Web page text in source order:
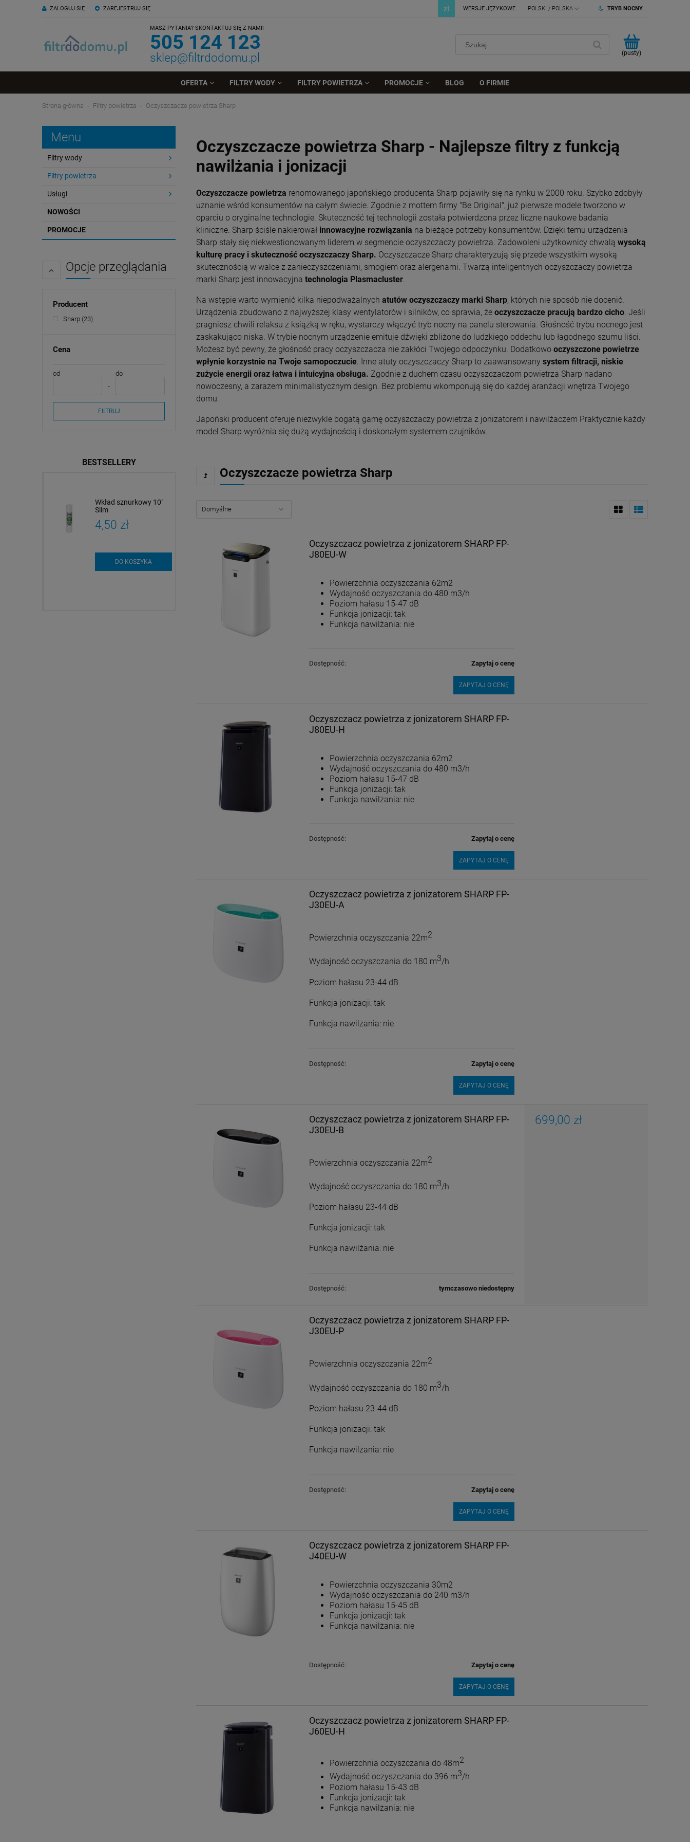
ZAREJESTRUJ SIĘ
ZALOGUJ SIĘ TRYB NOCNY
WERSJE JĘZYKOWE
MASZ PYTANIA? SKONTAKTUJ SIĘ Z NAMI!
505 124 123
sklep@filtrdodomu.pl (pusty)
OFERTA FILTRY WODY FILTRY POWIETRZA PROMOCJE BLOG O FIRMIE
Strona główna Filtry powietrza Oczyszczacze powietrza Sharp
Menu
Filtry wody
Filtry powietrza
Usługi
NOWOŚCI
PROMOCJE
Opcje przeglądania
Producent
Sharp (23)
Cena
od do
FILTRUJ
BESTSELLERY
Wkład sznurkowy 10"
Slim
4,50 zł
DO KOSZYKA
Cintropur NW 32 rękaw
DO KOSZYKA
Oczyszczacze powietrza Sharp - Najlepsze filtry z funkcją
nawilżania i jonizacji
Oczyszczacze powietrza renomowanego japońskiego producenta Sharp pojawiły się na rynku w 2000 roku. Szybko zdobyły
uznanie wśród konsumentów na całym świecie. Zgodnie z mottem firmy "Be Original", już pierwsze modele tworzono w
oparciu o oryginalne technologie. Skuteczność tej technologii została potwierdzona przez liczne naukowe badania
kliniczne. Sharp ściśle nakierował innowacyjne rozwiązania na bieżące potrzeby konsumentów. Dzięki temu urządzenia
Sharp stały się niekwestionowanym liderem w segmencie oczyszczaczy powietrza. Zadowoleni użytkownicy chwalą wysoką
kulturę pracy i skuteczność oczyszczaczy Sharp. Oczyszczacze Sharp charakteryzują się przede wszystkim wysoką
skutecznością w walce z zanieczyszczeniami, smogiem oraz alergenami. Twarzą inteligentnych oczyszczaczy powietrza
marki Sharp jest innowacyjna technologia Plasmacluster.
Na wstępie warto wymienić kilka niepodważalnych atutów oczyszczaczy marki Sharp, których nie sposób nie docenić.
Urządzenia zbudowano z najwyższej klasy wentylatorów i silników, co sprawia, że oczyszczacze pracują bardzo cicho. Jeśli
pragniesz chwili relaksu z książką w ręku, wystarczy włączyć tryb nocny na panelu sterowania. Głośność trybu nocnego jest
zaskakująco niska. W trybie nocnym urządzenie emituje dźwięki zbliżone do ludzkiego oddechu lub łagodnego szumu liści.
Możesz być pewny, że głośność pracy oczyszczacza nie zakłóci Twojego odpoczynku. Dodatkowo oczyszczone powietrze
wpłynie korzystnie na Twoje samopoczucie. Inne atuty oczyszczaczy Sharp to zaawansowany system filtracji, niskie
zużycie energii oraz łatwa i intuicyjna obsługa. Zgodnie z duchem czasu oczyszczaczom powietrza Sharp nadano
nowoczesny, a zarazem minimalistycznym design. Bez problemu wkomponują się do każdej aranżacji wnętrza Twojego
domu.
Japoński producent oferuje niezwykle bogatą gamę oczyszczaczy powietrza z jonizatorem i nawilżaczem Praktycznie każdy
model Sharp wyróżnia się dużą wydajnością i doskonałym systemem czujników.
Oczyszczacze powietrza Sharp
Oczyszczacz powietrza z jonizatorem SHARP FP-
J80EU-W
Powierzchnia oczyszczania 62m2
Wydajność oczyszczania do 480 m3/h
Poziom hałasu 15-47 dB
Funkcja jonizacji: tak
Funkcja nawilżania: nie
Dostępność: Zapytaj o cenę
ZAPYTAJ O CENĘ
Oczyszczacz powietrza z jonizatorem SHARP FP-
J80EU-H
Powierzchnia oczyszczania 62m2
Wydajność oczyszczania do 480 m3/h
Poziom hałasu 15-47 dB
Funkcja jonizacji: tak
Funkcja nawilżania: nie
Dostępność: Zapytaj o cenę
ZAPYTAJ O CENĘ
Oczyszczacz powietrza z jonizatorem SHARP FP-
J30EU-A
Powierzchnia oczyszczania 22m2
Wydajność oczyszczania do 180 m3/h
Poziom hałasu 23-44 dB
Funkcja jonizacji: tak
Funkcja nawilżania: nie
Dostępność: Zapytaj o cenę
ZAPYTAJ O CENĘ
Oczyszczacz powietrza z jonizatorem SHARP FP-
J30EU-B
Powierzchnia oczyszczania 22m2
Wydajność oczyszczania do 180 m3/h
Poziom hałasu 23-44 dB
Funkcja jonizacji: tak
Funkcja nawilżania: nie
Dostępność: tymczasowo niedostępny
699,00 zł
Oczyszczacz powietrza z jonizatorem SHARP FP-
J30EU-P
Powierzchnia oczyszczania 22m2
Wydajność oczyszczania do 180 m3/h
Poziom hałasu 23-44 dB
Funkcja jonizacji: tak
Funkcja nawilżania: nie
Dostępność: Zapytaj o cenę
ZAPYTAJ O CENĘ
Oczyszczacz powietrza z jonizatorem SHARP FP-
J40EU-W
Powierzchnia oczyszczania 30m2
Wydajność oczyszczania do 240 m3/h
Poziom hałasu 15-45 dB
Funkcja jonizacji: tak
Funkcja nawilżania: nie
Dostępność: Zapytaj o cenę
ZAPYTAJ O CENĘ
Oczyszczacz powietrza z jonizatorem SHARP FP-
J60EU-H
Powierzchnia oczyszczania do 48m2
Wydajność oczyszczania do 396 m3/h
Poziom hałasu 15-43 dB
Funkcja jonizacji: tak
Funkcja nawilżania: nie